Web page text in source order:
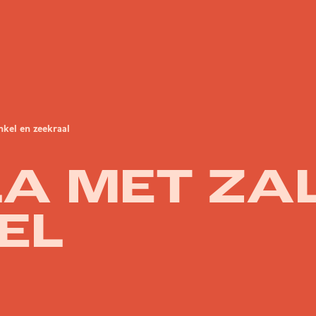
en zeekraal
MET